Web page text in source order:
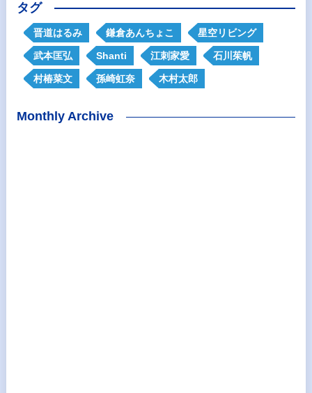
タグ
晋道はるみ 鎌倉あんちょこ 星空リビング
武本匡弘 Shanti 江刺家愛 石川茱帆
村椿菜文 孫崎虹奈 木村太郎
Monthly Archive